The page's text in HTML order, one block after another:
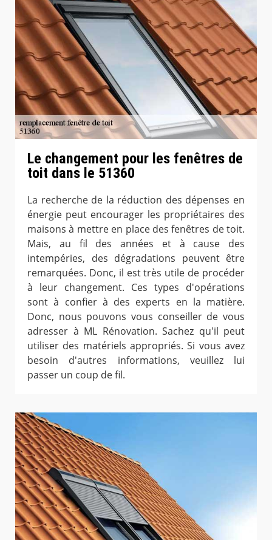
Le changement pour les fenêtres de
toit dans le 51360
La recherche de la réduction des dépenses en
énergie peut encourager les propriétaires des
maisons à mettre en place des fenêtres de toit.
Mais, au fil des années et à cause des
intempéries, des dégradations peuvent être
remarquées. Donc, il est très utile de procéder
à leur changement. Ces types d'opérations
sont à confier à des experts en la matière.
Donc, nous pouvons vous conseiller de vous
adresser à ML Rénovation. Sachez qu'il peut
utiliser des matériels appropriés. Si vous avez
besoin d'autres informations, veuillez lui
passer un coup de fil.